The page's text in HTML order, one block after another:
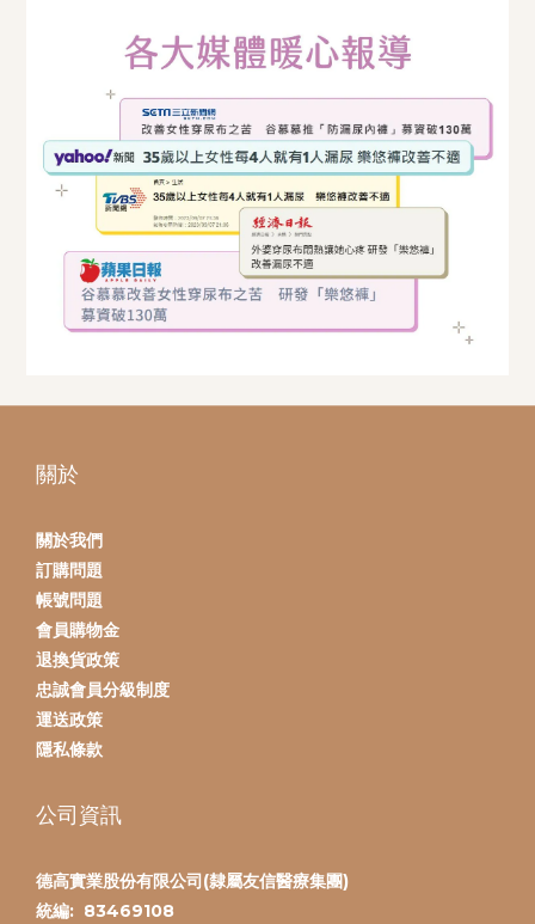
關於
關於我們
訂購問題
帳號問題
會員購物金
退換貨政策
忠誠會員分級制度
運送政策
隱私條款
公司資訊
德高實業股份有限公司(隸屬友信醫療集團)
統編: 83469108